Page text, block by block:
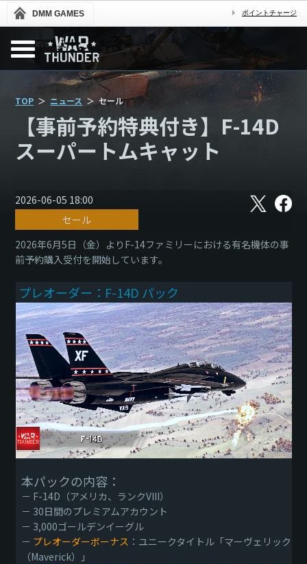
DMM GAMES ポイントチャージ
TOP ニュース セール
【事前予約特典付き】F-14D
スーパートムキャット
2026-06-05 18:00 X フ
ェ
ブ
ッ
セール
2026年6月5日（金）よりF-14ファミリーにおける有名機体の事
前予約購入受付を開始しています。
プレオーダー：F-14D パック
本パックの内容：
－ F-14D（アメリカ、ランクVIII）
－ 30日間のプレミアムアカウント
－ 3,000ゴールデンイーグル
－ プレオーダーボーナス ：ユニークタイトル「マーヴェリック
（Maverick）」